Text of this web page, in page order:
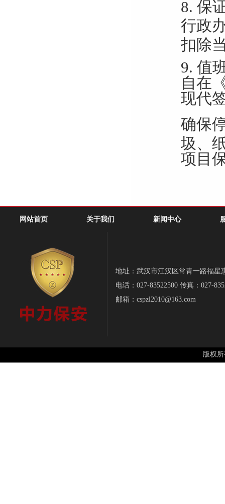
8. 保
行政
扣除
9. 值
自在
现代
确保
圾、
项目
网站首页 关于我们 新闻中心
地址：武汉市江汉区常青一路福星
电话：027-83522500 传真：027-
邮箱：cspzl2010@163.com
版权